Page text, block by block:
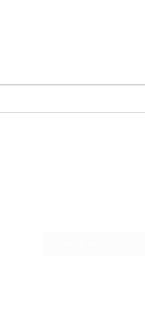
Leclerc